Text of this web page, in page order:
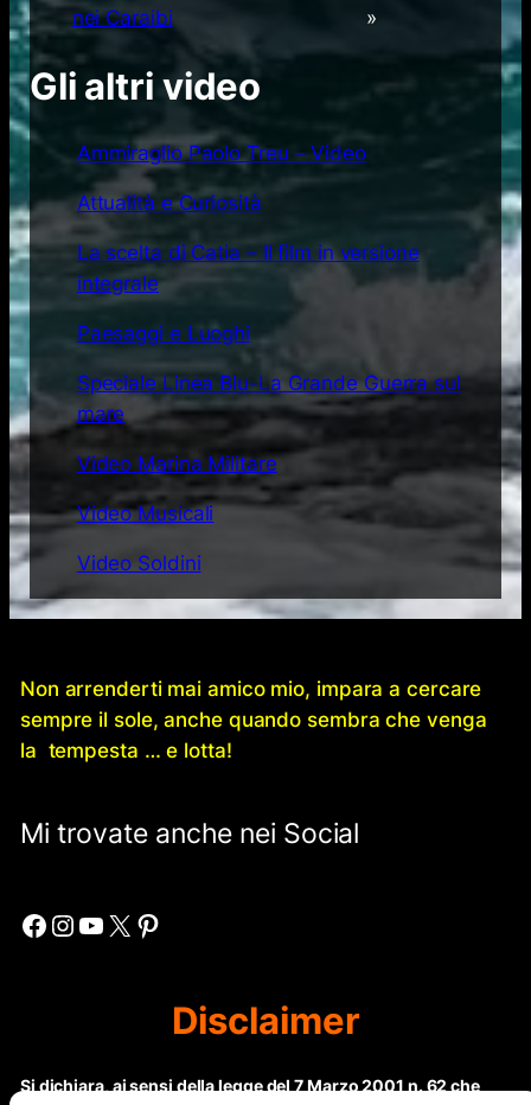
nei Caraibi
»
Gli altri video
Ammiraglio Paolo Treu – Video
Attualità e Curiosità
La scelta di Catia – Il film in versione
integrale
Paesaggi e Luoghi
Speciale Linea Blu-La Grande Guerra sul
mare
Video Marina Militare
Video Musicali
Video Soldini
Non arrenderti mai amico mio, impara a cercare
sempre il sole, anche quando sembra che venga
la tempesta … e lotta!
Mi trovate anche nei Social
Facebook Instagram YouTube X Pinterest
Disclaimer
Si dichiara, ai sensi della legge del 7 Marzo 2001 n. 62 che